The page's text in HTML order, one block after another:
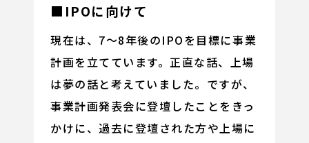
■IPOに向けて
現在は、7～8年後のIPOを目標に事業
計画を立てています。正直な話、上場
は夢の話と考えていました。ですが、
事業計画発表会に登壇したことをきっ
かけに、過去に登壇された方や上場に